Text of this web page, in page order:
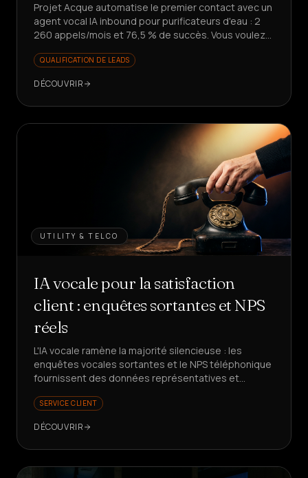
Projet Acque automatise le premier contact avec un
agent vocal IA inbound pour purificateurs d'eau : 2
260 appels/mois et 76,5 % de succès. Vous voulez
QUALIFICATION DE LEADS
DÉCOUVRIR
UTILITY & TELCO
IA vocale pour la satisfaction
client : enquêtes sortantes et NPS
réels
L'IA vocale ramène la majorité silencieuse : les
enquêtes vocales sortantes et le NPS téléphonique
fournissent des données représentatives et
satisfaction client ?
SERVICE CLIENT
DÉCOUVRIR